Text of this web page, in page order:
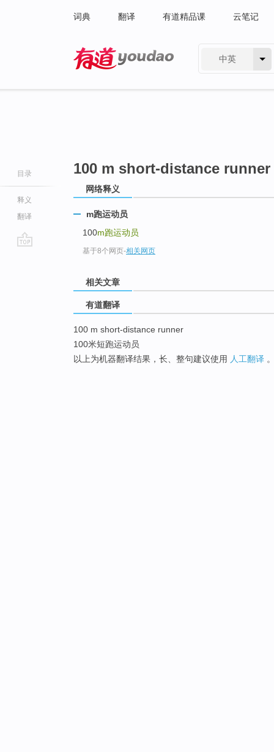
词典 翻译 有道精品课 云笔记
中英
目录
释义
翻译
100 m short-distance runner
网络释义
m跑运动员
100m跑运动员
基于8个网页-相关网页
相关文章
有道翻译
100 m short-distance runner
100米短跑运动员
以上为机器翻译结果，长、整句建议使用 人工翻译